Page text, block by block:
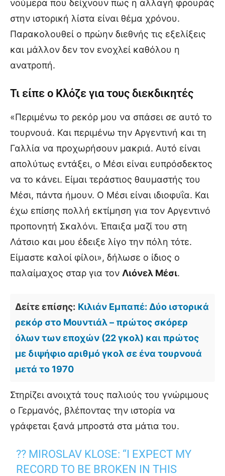
νούμερα που δείχνουν πως η αλλαγή φρουράς
στην ιστορική λίστα είναι θέμα χρόνου.
Παρακολουθεί ο πρώην διεθνής τις εξελίξεις
και μάλλον δεν τον ενοχλεί καθόλου η
ανατροπή.
Τι είπε ο Κλόζε για τους διεκδικητές
«Περιμένω το ρεκόρ μου να σπάσει σε αυτό το
τουρνουά. Και περιμένω την Αργεντινή και τη
Γαλλία να προχωρήσουν μακριά. Αυτό είναι
απολύτως εντάξει, ο Μέσι είναι ευπρόσδεκτος
να το κάνει. Είμαι τεράστιος θαυμαστής του
Μέσι, πάντα ήμουν. Ο Μέσι είναι ιδιοφυΐα. Και
έχω επίσης πολλή εκτίμηση για τον Αργεντινό
προπονητή Σκαλόνι. Έπαιξα μαζί του στη
Λάτσιο και μου έδειξε λίγο την πόλη τότε.
Είμαστε καλοί φίλοι», δήλωσε ο ίδιος ο
παλαίμαχος σταρ για τον Λιόνελ Μέσι.
Δείτε επίσης: Κιλιάν Εμπαπέ: Δύο ιστορικά
ρεκόρ στο Μουντιάλ – πρώτος σκόρερ
όλων των εποχών (22 γκολ) και πρώτος
με διψήφιο αριθμό γκολ σε ένα τουρνουά
μετά το 1970
Στηρίζει ανοιχτά τους παλιούς του γνώριμους
ο Γερμανός, βλέποντας την ιστορία να
γράφεται ξανά μπροστά στα μάτια του.
?? MIROSLAV KLOSE: “I EXPECT MY
RECORD TO BE BROKEN IN THIS